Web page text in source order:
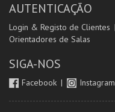
AUTENTICAÇÃO
Login & Registo de Clientes
Orientadores de Salas
SIGA-NOS
Facebook Instagram